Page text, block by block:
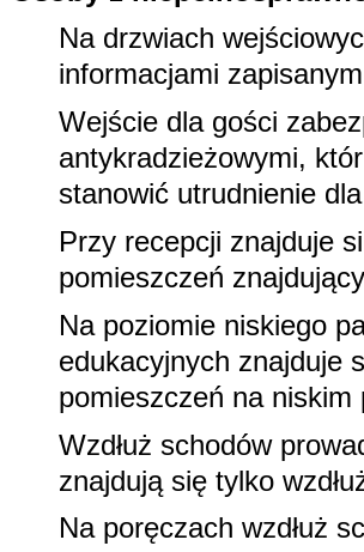
Na drzwiach
informacjami
Wejście dla gości
antykradzieżowymi,
stanowić utrudnienie
Przy recepcji znajduje
pomieszczeń
Na poziomie niskiego
edukacyjnych znajduje
pomieszczeń na niskim
Wzdłuż schodów
znajdują się tylko
Na poręczach wzdłuż